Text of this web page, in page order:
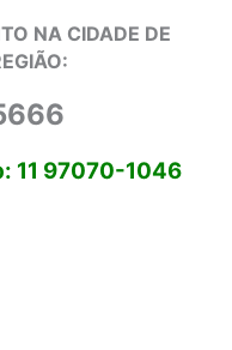
NA CIDADE DE
11 97070-1046